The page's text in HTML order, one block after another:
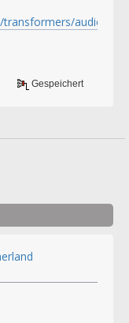
audio/
Gespeichert